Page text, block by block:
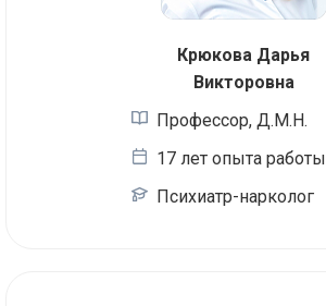
Крюкова Дарья
Викторовна
Профессор, Д.М.Н.
17 лет опыта работы
Психиатр-нарколог